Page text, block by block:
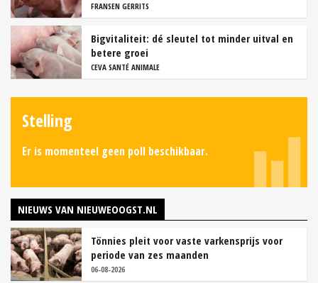
FRANSEN GERRITS
Bigvitaliteit: dé sleutel tot minder uitval en
betere groei
CEVA SANTÉ ANIMALE
Stelling
Er is momenteel geen poll beschikbaar.
NIEUWS VAN NIEUWEOOGST.NL
Tönnies pleit voor vaste varkensprijs voor
periode van zes maanden
06-08-2026